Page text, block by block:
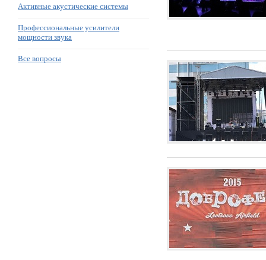
Активные акустические системы
Профессиональные усилители
мощности звука
Все вопросы